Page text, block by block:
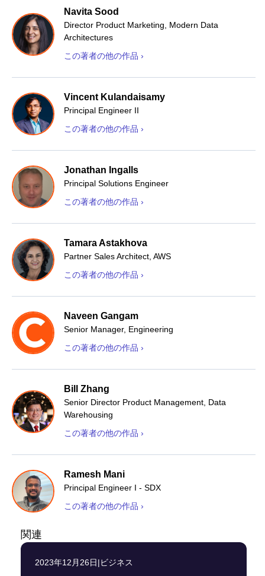
Navita Sood
Director Product Marketing, Modern Data
Architectures
この著者の他の作品 ›
Vincent Kulandaisamy
Principal Engineer II
この著者の他の作品 ›
Jonathan Ingalls
Principal Solutions Engineer
この著者の他の作品 ›
Tamara Astakhova
Partner Sales Architect, AWS
この著者の他の作品 ›
Naveen Gangam
Senior Manager, Engineering
この著者の他の作品 ›
Bill Zhang
Senior Director Product Management, Data
Warehousing
この著者の他の作品 ›
Ramesh Mani
Principal Engineer I - SDX
この著者の他の作品 ›
関連
2023年12月26日|ビジネス